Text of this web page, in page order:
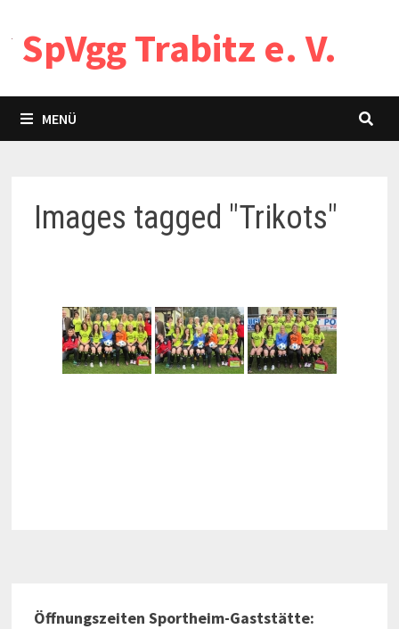
Inhalt
springen
SpVgg Trabitz e. V.
MENÜ
Images tagged "Trikots"
Öffnungszeiten Sportheim-Gaststätte: